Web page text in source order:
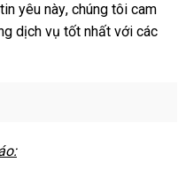
kýyêu nàythanh
lý
, chúng tôi cam
dịch vụ tốt nhất sử
với mua
các